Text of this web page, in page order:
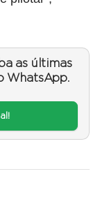
as últimas
WhatsApp.